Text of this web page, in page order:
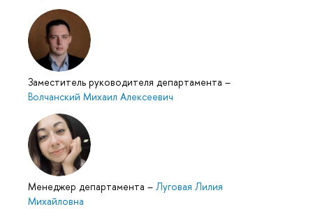
Заместитель руководителя департамента –
Волчанский Михаил Алексеевич
Менеджер департамента – Луговая Лилия
Михайловна